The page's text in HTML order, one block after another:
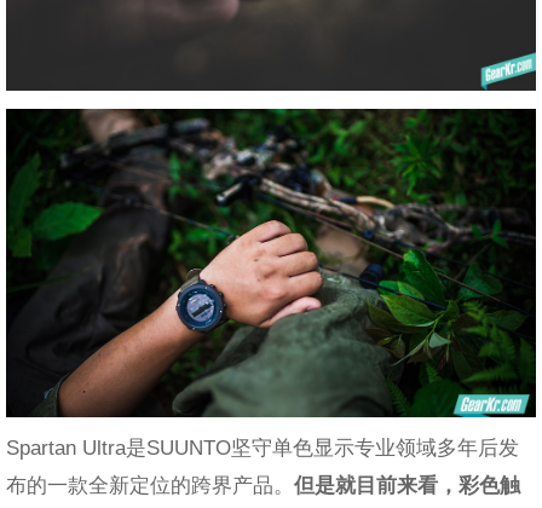
Spartan Ultra是SUUNTO坚守单色显示专业领域多年后发
布的一款全新定位的跨界产品。 但是就目前来看，彩色触